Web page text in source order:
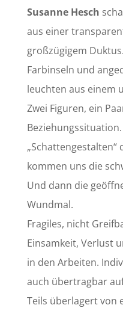
Susanne Hesch
aus einer
großzügigem
Farbinseln und
leuchten aus einem
Zwei Figuren, ein
„Schattengestalten“
kommen uns die
Und dann die
Wundmal.
Fragiles, nicht
Einsamkeit, Verlust
in den Arbeiten.
auch übertragbar
Teils überlagert von